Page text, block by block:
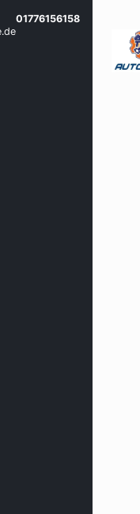
01776156158